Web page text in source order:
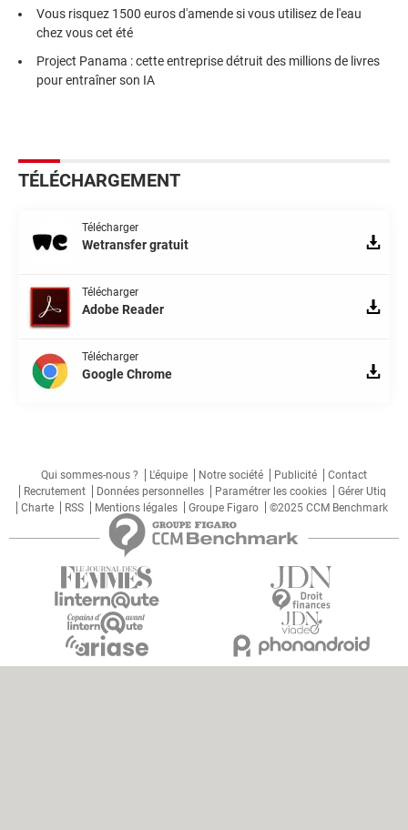
Vous risquez 1500 euros d'amende si vous utilisez de l'eau
chez vous cet été
Project Panama : cette entreprise détruit des millions de livres
pour entraîner son IA
TÉLÉCHARGEMENT
Télécharger
Wetransfer gratuit
Télécharger
Adobe Reader
Télécharger
Google Chrome
Qui sommes-nous ? L'équipe Notre société Publicité
Contact
Recrutement
Données personnelles Paramétrer les cookies
Gérer Utiq
Charte
RSS Mentions légales Groupe Figaro ©2025 CCM Benchmark